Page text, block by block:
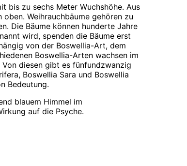
bis zu sechs Meter Wuchshöhe. Aus
Weihrauchbäume gehören zu
Die Bäume können hunderte Jahre
wird, spenden die Bäume erst
von der Boswellia-Art, dem
Boswellia-Arten wachsen im
Von diesen gibt es fünfundzwanzig
Boswellia Sara und Boswellia
Bedeutung.